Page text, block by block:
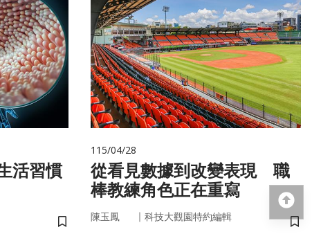
儲存書籤
115/04/28
從看見數據到改變表現 職
棒教練角色正在重寫
陳玉鳳 ｜ 科技大觀園特約編輯
儲
回